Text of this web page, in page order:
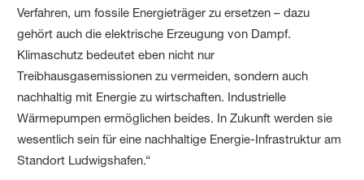
Verfahren, um fossile Energieträger zu ersetzen – dazu
gehört auch die elektrische Erzeugung von Dampf.
Klimaschutz bedeutet eben nicht nur
Treibhausgasemissionen zu vermeiden, sondern auch
nachhaltig mit Energie zu wirtschaften. Industrielle
Wärmepumpen ermöglichen beides. In Zukunft werden sie
wesentlich sein für eine nachhaltige Energie-Infrastruktur am
Standort Ludwigshafen.“